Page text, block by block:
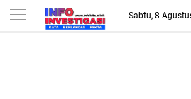
-->
Sabtu, 8